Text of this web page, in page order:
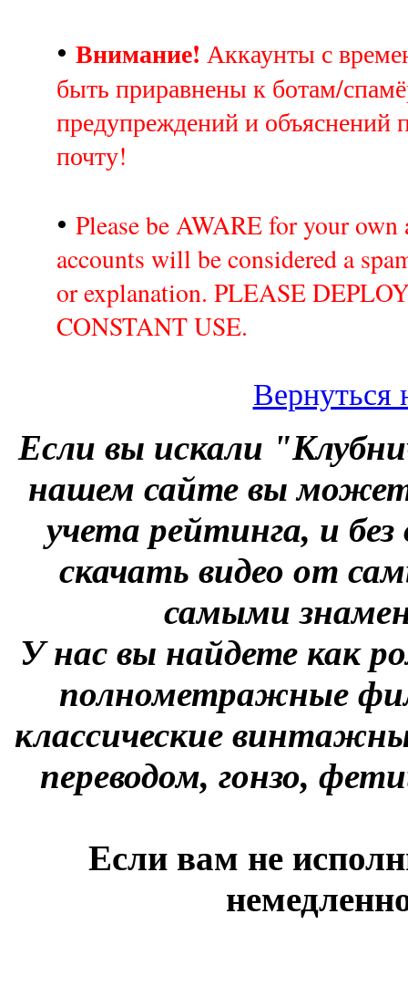
• Внимание! Аккаунты с
быть приравнены к ботам/
предупреждений и объяснений
почту!
• Please be AWARE for your
accounts will be considered a
or explanation. PLEASE
CONSTANT USE.
Вернуться
Если вы искали
нашем сайте вы
учета рейтинга, и
скачать видео от
самыми
У нас вы найдете как
полнометражные
классические
переводом, гонзо,
Если вам не